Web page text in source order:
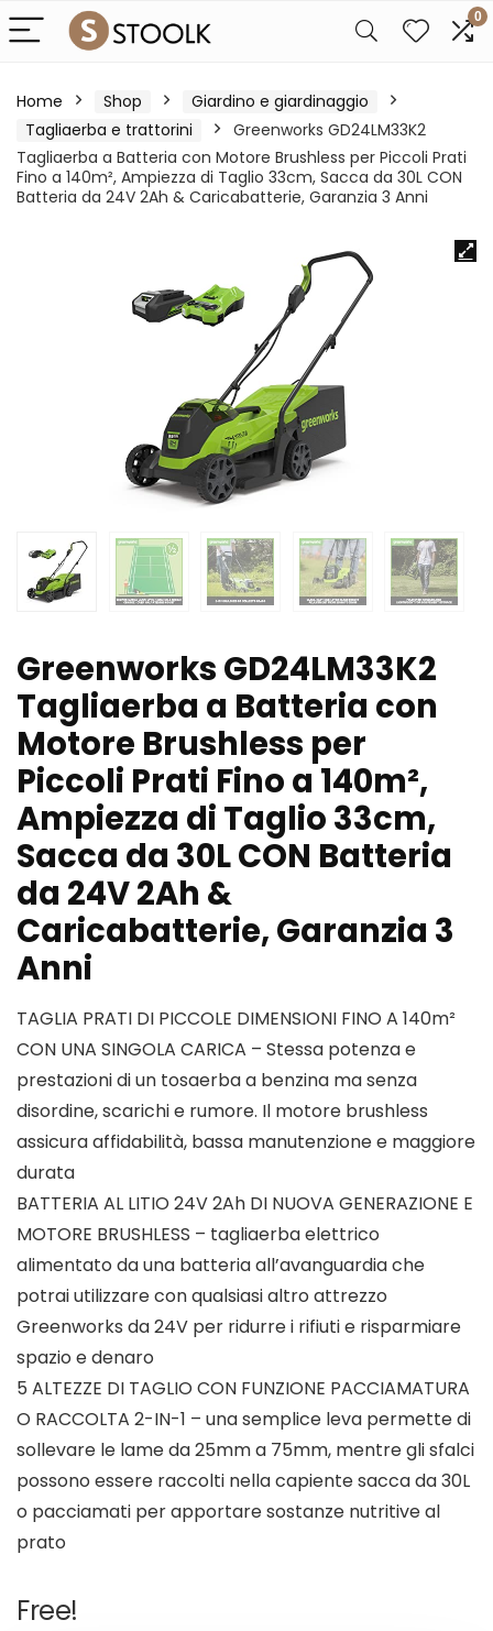
0
Home Shop
Giardino e giardinaggio
Tagliaerba e trattorini
Greenworks GD24LM33K2
Tagliaerba a Batteria con Motore Brushless per Piccoli Prati
Fino a 140m², Ampiezza di Taglio 33cm, Sacca da 30L CON
Batteria da 24V 2Ah & Caricabatterie, Garanzia 3 Anni
Greenworks GD24LM33K2
Tagliaerba a Batteria con
Motore Brushless per
Piccoli Prati Fino a 140m²,
Ampiezza di Taglio 33cm,
Sacca da 30L CON Batteria
da 24V 2Ah &
Caricabatterie, Garanzia 3
Anni
TAGLIA PRATI DI PICCOLE DIMENSIONI FINO A 140m²
CON UNA SINGOLA CARICA – Stessa potenza e
prestazioni di un tosaerba a benzina ma senza
disordine, scarichi e rumore. Il motore brushless
assicura affidabilità, bassa manutenzione e maggiore
durata
BATTERIA AL LITIO 24V 2Ah DI NUOVA GENERAZIONE E
MOTORE BRUSHLESS – tagliaerba elettrico
alimentato da una batteria all’avanguardia che
potrai utilizzare con qualsiasi altro attrezzo
Greenworks da 24V per ridurre i rifiuti e risparmiare
spazio e denaro
5 ALTEZZE DI TAGLIO CON FUNZIONE PACCIAMATURA
O RACCOLTA 2-IN-1 – una semplice leva permette di
sollevare le lame da 25mm a 75mm, mentre gli sfalci
possono essere raccolti nella capiente sacca da 30L
o pacciamati per apportare sostanze nutritive al
prato
Free!